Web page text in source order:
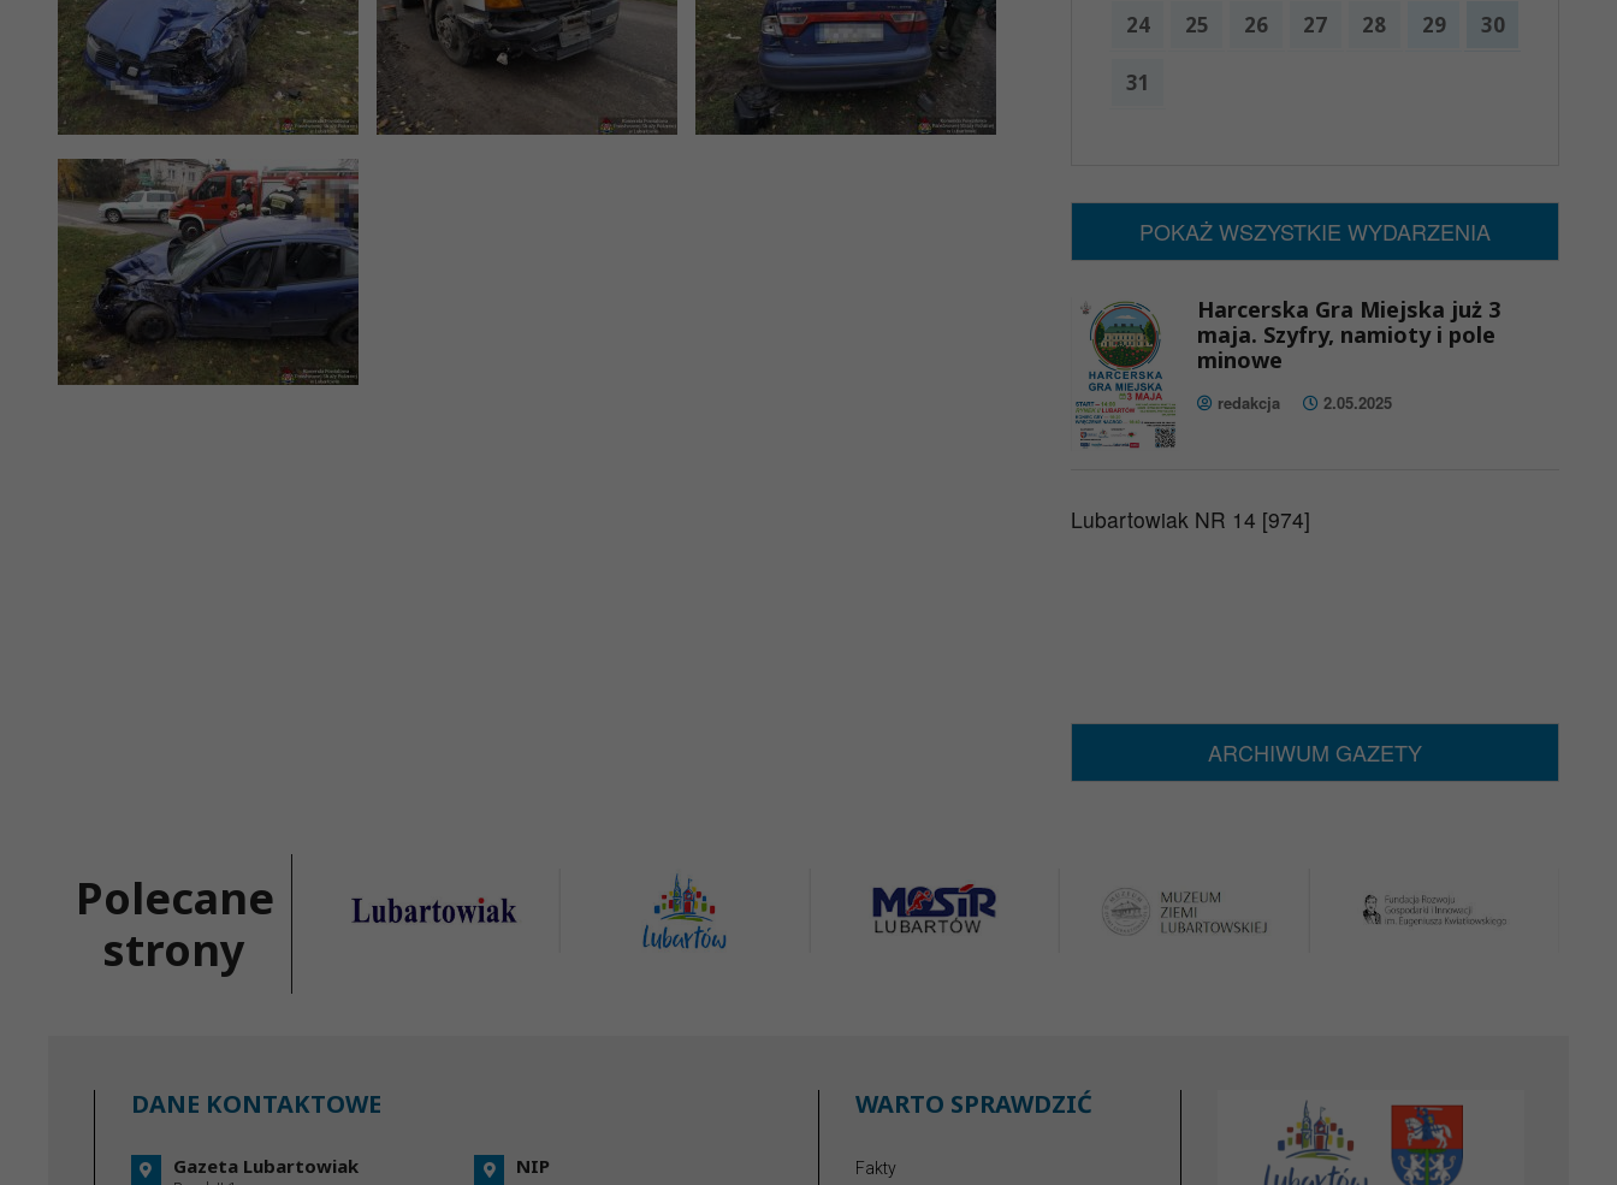
24 25 26 27 28 29 30
31
POKAŻ WSZYSTKIE WYDARZENIA
Harcerska Gra Miejska już 3
maja. Szyfry, namioty i pole
minowe
redakcja 2.05.2025
Lubartowiak NR 14 [974]
ARCHIWUM GAZETY
Polecane
strony
DANE KONTAKTOWE
Gazeta Lubartowiak NIP
WARTO SPRAWDZIĆ
Fakty